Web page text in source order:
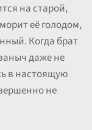
на старой,
её голодом,
Когда брат
даже не
в настоящую
не